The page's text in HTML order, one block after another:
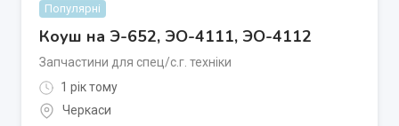
Популярні
Коуш на Э-652, ЭО-4111, ЭО-4112
Запчастини для спец/с.г. техніки
1 рік тому
Черкаси